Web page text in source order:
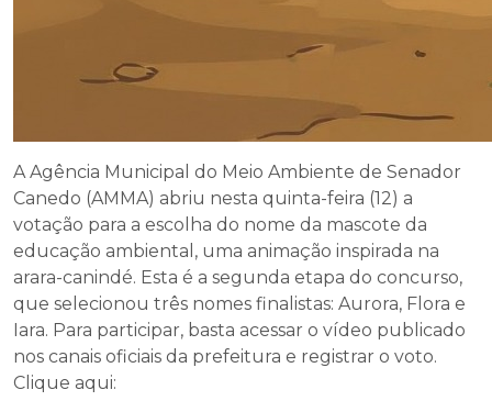
A Agência Municipal do Meio Ambiente de Senador
Canedo (AMMA) abriu nesta quinta-feira (12) a
votação para a escolha do nome da mascote da
educação ambiental, uma animação inspirada na
arara-canindé. Esta é a segunda etapa do concurso,
que selecionou três nomes finalistas: Aurora, Flora e
Iara. Para participar, basta acessar o vídeo publicado
nos canais oficiais da prefeitura e registrar o voto.
Clique aqui: